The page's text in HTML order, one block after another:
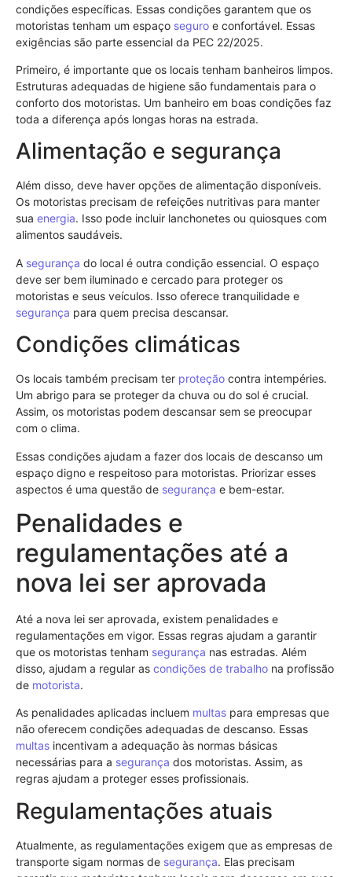
condições específicas. Essas condições garantem que os
motoristas tenham um espaço seguro e confortável. Essas
exigências são parte essencial da PEC 22/2025.
Primeiro, é importante que os locais tenham banheiros limpos.
Estruturas adequadas de higiene são fundamentais para o
conforto dos motoristas. Um banheiro em boas condições faz
toda a diferença após longas horas na estrada.
Alimentação e segurança
Além disso, deve haver opções de alimentação disponíveis.
Os motoristas precisam de refeições nutritivas para manter
sua energia. Isso pode incluir lanchonetes ou quiosques com
alimentos saudáveis.
A segurança do local é outra condição essencial. O espaço
deve ser bem iluminado e cercado para proteger os
motoristas e seus veículos. Isso oferece tranquilidade e
segurança para quem precisa descansar.
Condições climáticas
Os locais também precisam ter proteção contra intempéries.
Um abrigo para se proteger da chuva ou do sol é crucial.
Assim, os motoristas podem descansar sem se preocupar
com o clima.
Essas condições ajudam a fazer dos locais de descanso um
espaço digno e respeitoso para motoristas. Priorizar esses
aspectos é uma questão de segurança e bem-estar.
Penalidades e
regulamentações até a
nova lei ser aprovada
Até a nova lei ser aprovada, existem penalidades e
regulamentações em vigor. Essas regras ajudam a garantir
que os motoristas tenham segurança nas estradas. Além
disso, ajudam a regular as condições de trabalho na profissão
de motorista.
As penalidades aplicadas incluem multas para empresas que
não oferecem condições adequadas de descanso. Essas
multas incentivam a adequação às normas básicas
necessárias para a segurança dos motoristas. Assim, as
regras ajudam a proteger esses profissionais.
Regulamentações atuais
Atualmente, as regulamentações exigem que as empresas de
transporte sigam normas de segurança. Elas precisam